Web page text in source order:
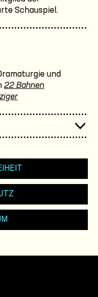
Schauspiel.
und
22 Bahnen